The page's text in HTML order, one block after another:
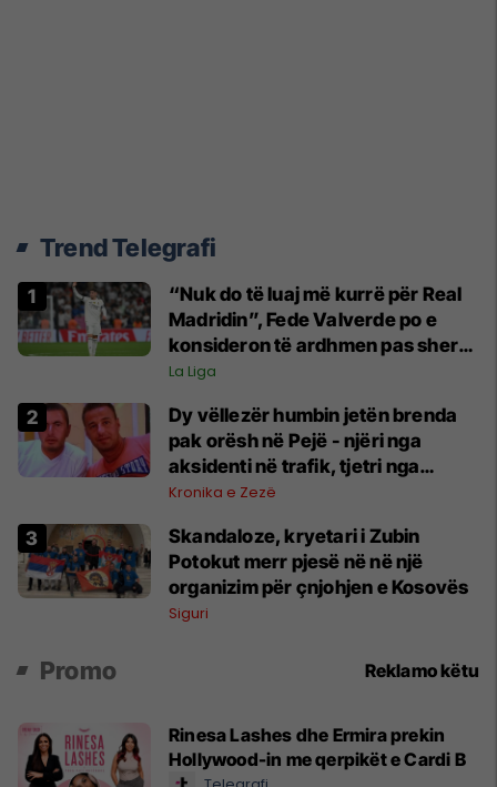
Trend Telegrafi
“Nuk do të luaj më kurrë për Real
Madridin”, Fede Valverde po e
konsideron të ardhmen pas sherrit
me Tchouamenin
La Liga
Dy vëllezër humbin jetën brenda
pak orësh në Pejë - njëri nga
aksidenti në trafik, tjetri nga
sëmundja
Kronika e Zezë
Skandaloze, kryetari i Zubin
Potokut merr pjesë në në një
organizim për çnjohjen e Kosovës
Siguri
Promo Reklamo këtu
Rinesa Lashes dhe Ermira prekin
Hollywood-in me qerpikët e Cardi B